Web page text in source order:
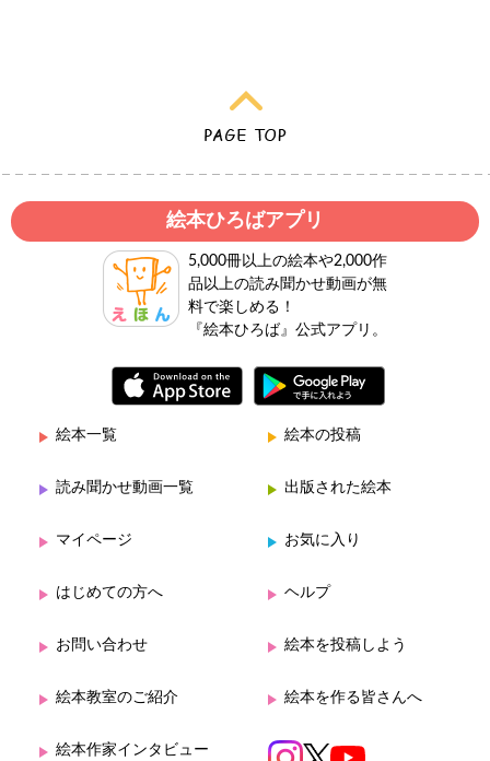
絵本ひろばアプリ
5,000冊以上の絵本や2,000作
品以上の読み聞かせ動画が無
料で楽しめる！
『絵本ひろば』公式アプリ。
絵本一覧 絵本の投稿
読み聞かせ動画一覧 出版された絵本
マイページ お気に入り
はじめての方へ ヘルプ
お問い合わせ 絵本を投稿しよう
絵本教室のご紹介 絵本を作る皆さんへ
絵本作家インタビュー